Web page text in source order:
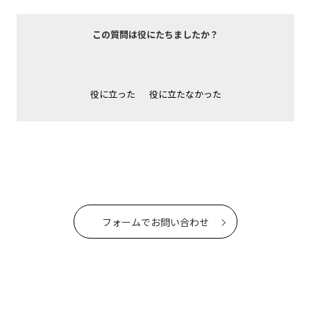
この質問は役にたちましたか？
役に立った 役に立たなかった
フォームでお問い合わせ